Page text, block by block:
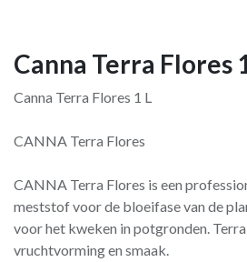
Canna Terra Flores
Canna Terra Flores 1 L
CANNA Terra Flores
CANNA Terra Flores is een
meststof voor de bloeifase van de
voor het kweken in potgronden.
vruchtvorming en smaak.